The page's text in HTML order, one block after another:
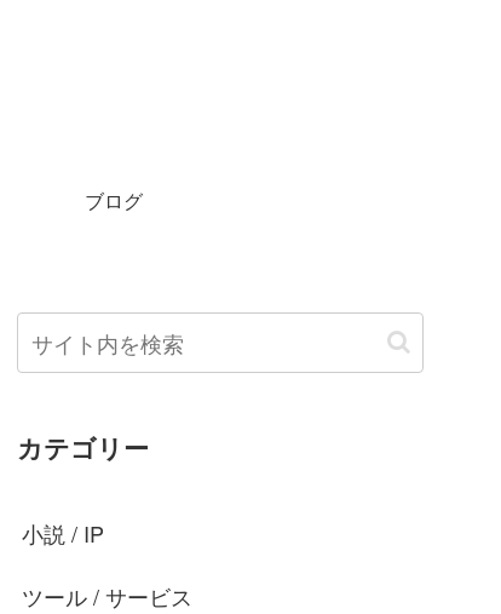
ブログ
カテゴリー
小説 / IP
ツール / サービス